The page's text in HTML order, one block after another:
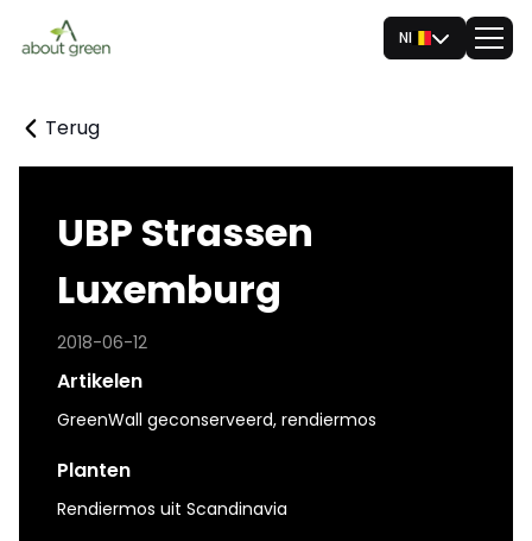
Nl
Terug
UBP Strassen
Luxemburg
2018-06-12
Artikelen
GreenWall geconserveerd, rendiermos
Planten
Rendiermos uit Scandinavia